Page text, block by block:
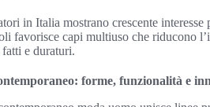
in Italia mostrano crescente
favorisce capi multiuso che riducono
e duraturi.
forme, funzionalità e